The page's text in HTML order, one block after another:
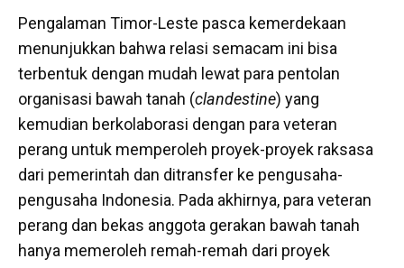
Pengalaman Timor-Leste pasca kemerdekaan
menunjukkan bahwa relasi semacam ini bisa
terbentuk dengan mudah lewat para pentolan
organisasi bawah tanah (clandestine) yang
kemudian berkolaborasi dengan para veteran
perang untuk memperoleh proyek-proyek raksasa
dari pemerintah dan ditransfer ke pengusaha-
pengusaha Indonesia. Pada akhirnya, para veteran
perang dan bekas anggota gerakan bawah tanah
hanya memeroleh remah-remah dari proyek